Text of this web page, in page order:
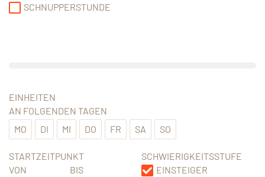
SCHNUPPERSTUNDE
EINHEITEN
AN FOLGENDEN TAGEN
MO
DI MI DO FR SA SO
STARTZEITPUNKT
VON
BIS
SCHWIERIGKEITSSTUFE
EINSTEIGER